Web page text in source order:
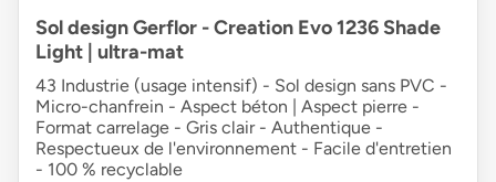
Sol design Gerflor - Creation Evo 1236 Shade
Light | ultra-mat
43 Industrie (usage intensif) - Sol design sans PVC -
Micro-chanfrein - Aspect béton | Aspect pierre -
Format carrelage - Gris clair - Authentique -
Respectueux de l'environnement - Facile d'entretien
- 100 % recyclable